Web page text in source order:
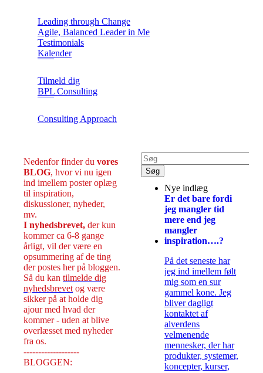
Leading through Change
Agile, Balanced Leader in Me
Testimonials
Kalender
Tilmeld dig
BPL Consulting
Consulting Approach
Nedenfor finder du vores
BLOG, hvor vi nu igen
ind imellem poster oplæg
til inspiration,
diskussioner, nyheder,
mv.
I nyhedsbrevet, der kun
kommer ca 6-8 gange
årligt, vil der være en
opsummering af de ting
der postes her på bloggen.
Så du kan tilmelde dig
nyhedsbrevet og være
sikker på at holde dig
ajour med hvad der
kommer - uden at blive
overlæsset med nyheder
fra os.
-------------------
BLOGGEN:
Nye indlæg
Er det bare fordi
jeg mangler tid
mere end jeg
mangler
inspiration….?
På det seneste har
jeg ind imellem følt
mig som en sur
gammel kone. Jeg
bliver dagligt
kontaktet af
alverdens
velmenende
mennesker, der har
produkter, systemer,
koncepter, kurser,